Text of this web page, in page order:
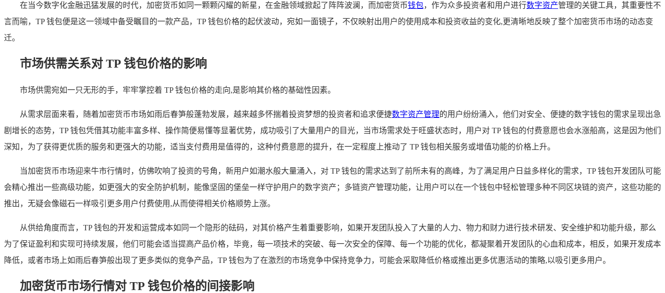
在当今数字化金融迅猛发展的时代，加密货币如同一颗颗闪耀的新星，在金融领域掀起了阵阵波澜，而加密货币钱包，作为众多投资者和用户进行数字资产管理的关键工具，其重要性不
言而喻，TP 钱包便是这一领域中备受瞩目的一款产品，TP 钱包价格的起伏波动，宛如一面镜子，不仅映射出用户的使用成本和投资收益的变化,更清晰地反映了整个加密货币市场的动态变
迁。
市场供需关系对 TP 钱包价格的影响
市场供需宛如一只无形的手，牢牢掌控着 TP 钱包价格的走向,是影响其价格的基础性因素。
从需求层面来看，随着加密货币市场如雨后春笋般蓬勃发展，越来越多怀揣着投资梦想的投资者和追求便捷数字资产管理的用户纷纷涌入，他们对安全、便捷的数字钱包的需求呈现出急
剧增长的态势，TP 钱包凭借其功能丰富多样、操作简便易懂等显著优势，成功吸引了大量用户的目光，当市场需求处于旺盛状态时，用户对 TP 钱包的付费意愿也会水涨船高，这是因为他们
深知，为了获得更优质的服务和更强大的功能，适当支付费用是值得的，这种付费意愿的提升，在一定程度上推动了 TP 钱包相关服务或增值功能的价格上升。
当加密货币市场迎来牛市行情时，仿佛吹响了投资的号角，新用户如潮水般大量涌入，对 TP 钱包的需求达到了前所未有的高峰，为了满足用户日益多样化的需求，TP 钱包开发团队可能
会精心推出一些高级功能，如更强大的安全防护机制，能像坚固的堡垒一样守护用户的数字资产；多链资产管理功能，让用户可以在一个钱包中轻松管理多种不同区块链的资产，这些功能的
推出，无疑会像磁石一样吸引更多用户付费使用,从而使得相关价格顺势上涨。
从供给角度而言，TP 钱包的开发和运营成本如同一个隐形的砝码，对其价格产生着重要影响，如果开发团队投入了大量的人力、物力和财力进行技术研发、安全维护和功能升级，那么
为了保证盈利和实现可持续发展，他们可能会适当提高产品价格，毕竟，每一项技术的突破、每一次安全的保障、每一个功能的优化，都凝聚着开发团队的心血和成本，相反，如果开发成本
降低，或者市场上如雨后春笋般出现了更多类似的竞争产品，TP 钱包为了在激烈的市场竞争中保持竞争力，可能会采取降低价格或推出更多优惠活动的策略,以吸引更多用户。
加密货币市场行情对 TP 钱包价格的间接影响